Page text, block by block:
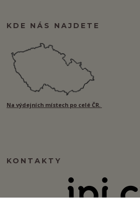
KDE NÁS NAJDETE
Na výdejních místech po celé ČR.
KONTAKTY